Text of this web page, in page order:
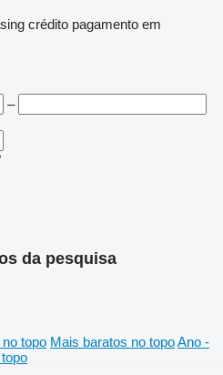
crédito pagamento em
–
da pesquisa
topo Mais baratos no topoAno -